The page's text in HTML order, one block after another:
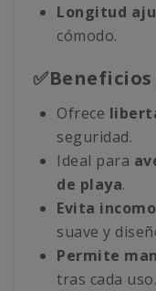
Longitud
cómodo.
Ofrece
seguridad.
Ideal para
de playa.
Evita
suave y
Permite
tras cada uso.